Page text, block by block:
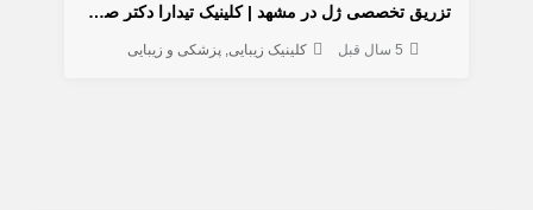
تزریق تخصصی ژل در مشهد | کلینیک تیدارا دکتر صحرایی
5 سال قبل کلینیک زیبایی پزشکی و زیبایی